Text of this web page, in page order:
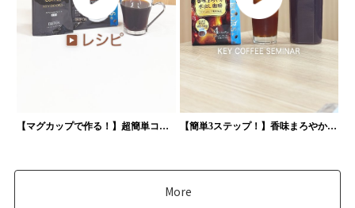
【マグカップで作る！】超簡単コー
【簡単3ステップ！】香味まろやか水